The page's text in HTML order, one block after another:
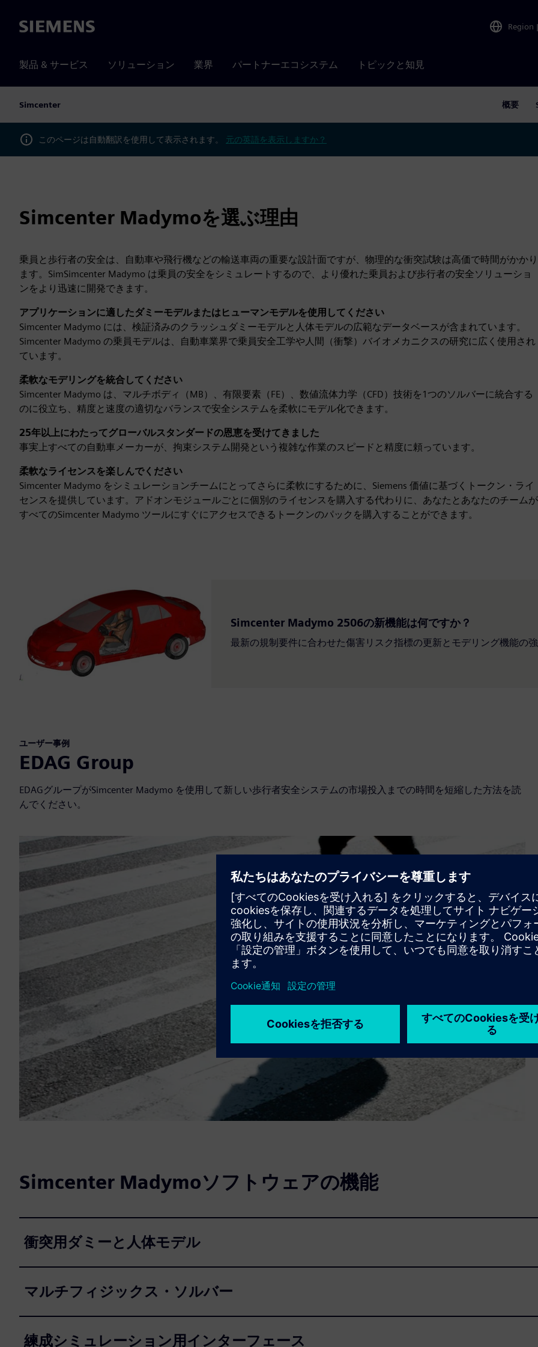
Siemens Region
製品 & サービス ソリューション 業界 パートナーエコシステム トピックと知見
Simcenter 概要
このページは自動翻訳を使用して表示されます。 元の英語を表示しますか？
Simcenter Madymoを選ぶ理由
乗員と歩行者の安全は、自動車や飛行機などの輸送車両の重要な設計面ですが、物理的な衝突試験は高価で時間がかかり
ます。SimSimcenter Madymo は乗員の安全をシミュレートするので、より優れた乗員および歩行者の安全ソリューショ
ンをより迅速に開発できます。
アプリケーションに適したダミーモデルまたはヒューマンモデルを使用してください
Simcenter Madymo には、検証済みのクラッシュダミーモデルと人体モデルの広範なデータベースが含まれています。
Simcenter Madymo の乗員モデルは、自動車業界で乗員安全工学や人間（衝撃）バイオメカニクスの研究に広く使用され
ています。
柔軟なモデリングを統合してください
Simcenter Madymo は、マルチボディ（MB）、有限要素（FE）、数値流体力学（CFD）技術を1つのソルバーに統合する
のに役立ち、精度と速度の適切なバランスで安全システムを柔軟にモデル化できます。
25年以上にわたってグローバルスタンダードの恩恵を受けてきました
事実上すべての自動車メーカーが、拘束システム開発という複雑な作業のスピードと精度に頼っています。
柔軟なライセンスを楽しんでください
Simcenter Madymo をシミュレーションチームにとってさらに柔軟にするために、Siemens 価値に基づくトークン・ライ
センスを提供しています。アドオンモジュールごとに個別のライセンスを購入する代わりに、あなたとあなたのチームが
すべてのSimcenter Madymo ツールにすぐにアクセスできるトークンのパックを購入することができます。
Simcenter Madymo 2506の新機能は何ですか？
最新の規制要件に合わせた傷害リスク指標の更新とモデリング機能の
ユーザー事例
EDAG Group
EDAGグループがSimcenter Madymo を使用して新しい歩行者安全システムの市場投入までの時間を短縮した方法を読
んでください。
Simcenter Madymoソフトウェアの機能
衝突用ダミーと人体モデル
マルチフィジックス・ソルバー
練成シミュレーション用インターフェース